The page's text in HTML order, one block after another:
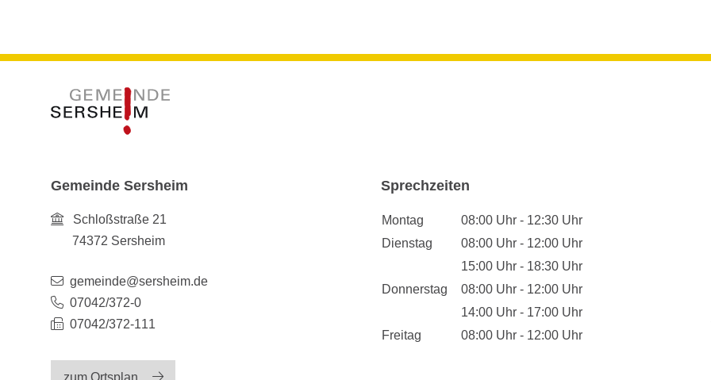
Gemeinde Sersheim
Schloßstraße 21
74372 Sersheim
gemeinde@sersheim.de
07042/372-0
07042/372-111
zum Ortsplan
Sprechzeiten
Montag
08:00 Uhr - 12:30 Uhr
Dienstag
08:00 Uhr - 12:00 Uhr
15:00 Uhr - 18:30 Uhr
Donnerstag
08:00 Uhr - 12:00 Uhr
14:00 Uhr - 17:00 Uhr
Freitag
08:00 Uhr - 12:00 Uhr